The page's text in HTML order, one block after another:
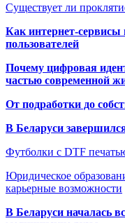
Существует ли
Как интернет-
пользователей
Почему цифровая
частью современной
От подработки до
В Беларуси
Футболки с DTF
Юридическое
карьерные возможности
В Беларуси началась